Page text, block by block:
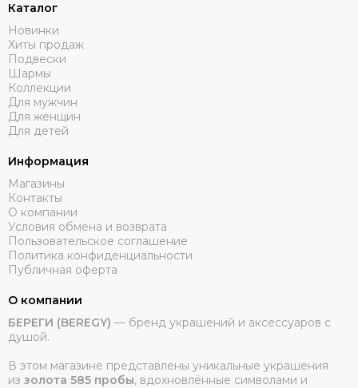
Каталог
Новинки
Хиты продаж
Подвески
Шармы
Коллекции
Для мужчин
Для женщин
Для детей
Информация
Магазины
Контакты
О компании
Условия обмена и возврата
Пользовательское соглашение
Политика конфиденциальности
Публичная оферта
О компании
БЕРЕГИ (BEREGY) — бренд украшений и аксессуаров с
душой.
В этом магазине представлены уникальные украшения
из золота 585 пробы, вдохновлённые символами и